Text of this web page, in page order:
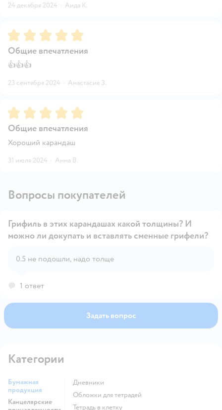
24 декабря 2024 · Аида К.
Рейтинг:5
Общие впечатления
👍👍👍
23 сентября 2024 · Анастасия З.
Рейтинг:5
Общие впечатления
Хороший карандаш
31 июля 2024 · Анна В.
Вопросы покупателей
Открыть вопрос
Грифиль в этих карандашах какой толщины? И
можно ли докупать и вставлять сменные грифели?
0.5 не подошли, надо толще
1 ответ
Задать вопрос
Категории
Бумажная
продукция
Канцелярские
Дневники
Обложки для тетрадей
Тетрадь в клетку